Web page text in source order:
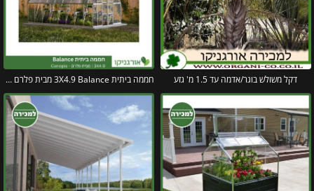
דקל משולש בוגר/אדמה עד 1.5 מ' גזע חממה ביתית 3X4.9 Balance מבית פלרם – Canopia